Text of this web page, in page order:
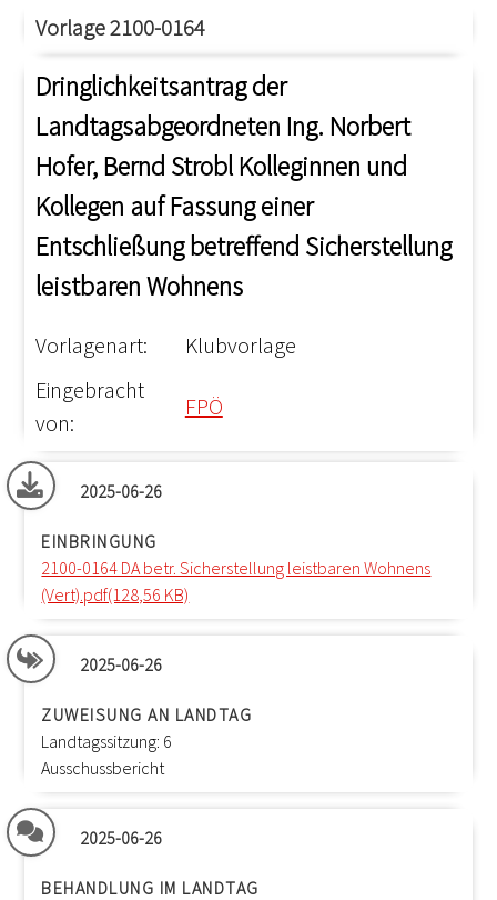
Vorlage 2100-0164
Dringlichkeitsantrag der
Landtagsabgeordneten Ing. Norbert
Hofer, Bernd Strobl Kolleginnen und
Kollegen auf Fassung einer
Entschließung betreffend Sicherstellung
leistbaren Wohnens
Vorlagenart:
Klubvorlage
Eingebracht
von:
FPÖ
2025-06-26
EINBRINGUNG
2100-0164 DA betr. Sicherstellung leistbaren Wohnens
(Vert).pdf(128,56 KB)
2025-06-26
ZUWEISUNG AN LANDTAG
Landtagssitzung: 6
Ausschussbericht
2025-06-26
BEHANDLUNG IM LANDTAG